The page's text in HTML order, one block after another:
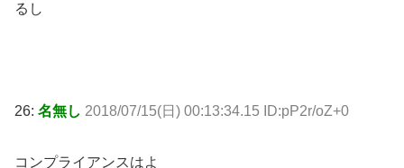
るし
26: 名無し 2018/07/15(日) 00:13:34.15 ID:pP2r/oZ+0
コンプライアンスはよ